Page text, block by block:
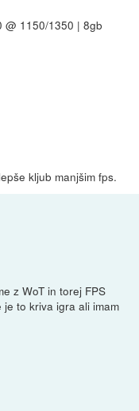
@ 1150/1350 | 8gb
kljub manjšim fps.
z WoT in torej FPS
to kriva igra ali imam